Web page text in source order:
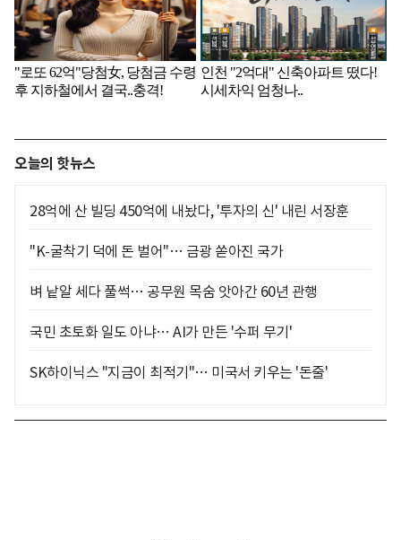
오늘의 핫뉴스
28억에 산 빌딩 450억에 내놨다, '투자의 신' 내린 서장훈
"K-굴착기 덕에 돈 벌어"… 금광 쏟아진 국가
벼 낱알 세다 풀썩… 공무원 목숨 앗아간 60년 관행
국민 초토화 일도 아냐… AI가 만든 '수퍼 무기'
SK하이닉스 "지금이 최적기"… 미국서 키우는 '돈줄'